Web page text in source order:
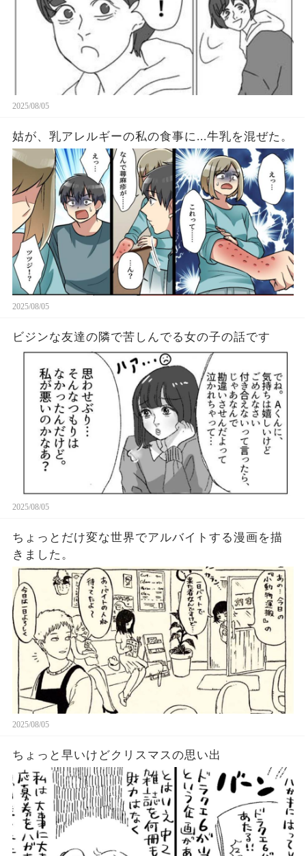
2025/08/05
姑が、乳アレルギーの私の食事に...牛乳を混ぜた。
2025/08/05
ビジンな友達の隣で苦しんでる女の子の話です
2025/08/05
ちょっとだけ変な世界でアルバイトする漫画を描
きました。
2025/08/05
ちょっと早いけどクリスマスの思い出